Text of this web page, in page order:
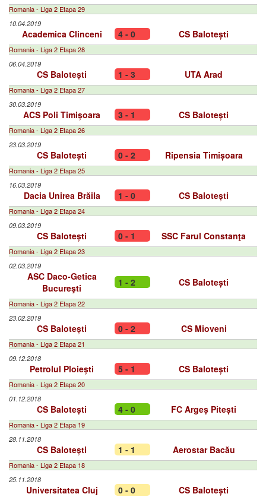
Romania - Liga 2 Etapa 29
10.04.2019
Academica Clinceni 4 - 0 CS Balotești
Romania - Liga 2 Etapa 28
06.04.2019
CS Balotești 1 - 3 UTA Arad
Romania - Liga 2 Etapa 27
30.03.2019
ACS Poli Timișoara 3 - 1 CS Balotești
Romania - Liga 2 Etapa 26
23.03.2019
CS Balotești 0 - 2 Ripensia Timișoara
Romania - Liga 2 Etapa 25
16.03.2019
Dacia Unirea Brăila 1 - 0 CS Balotești
Romania - Liga 2 Etapa 24
09.03.2019
CS Balotești 0 - 1 SSC Farul Constanţa
Romania - Liga 2 Etapa 23
02.03.2019
ASC Daco-Getica
Bucureşti
1 - 2 CS Balotești
Romania - Liga 2 Etapa 22
23.02.2019
CS Balotești 0 - 2 CS Mioveni
Romania - Liga 2 Etapa 21
09.12.2018
Petrolul Ploiești 5 - 1 CS Balotești
Romania - Liga 2 Etapa 20
01.12.2018
CS Balotești 4 - 0 FC Argeș Pitești
Romania - Liga 2 Etapa 19
28.11.2018
CS Balotești 1 - 1 Aerostar Bacău
Romania - Liga 2 Etapa 18
25.11.2018
Universitatea Cluj 0 - 0 CS Balotești